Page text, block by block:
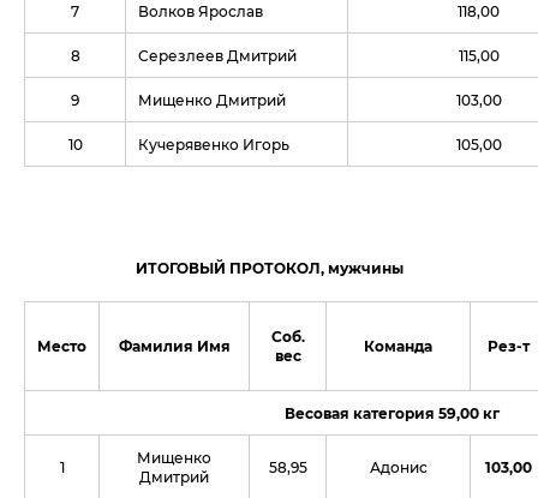
7 Волков Ярослав 118,00
8 Серезлеев Дмитрий 115,00
9 Мищенко Дмитрий 103,00
10 Кучерявенко Игорь 105,00
ИТОГОВЫЙ ПРОТОКОЛ, мужчины
Место Фамилия Имя
Соб.
вес
Команда Рез-т
Весовая категория 59,00 кг
1
Мищенко
Дмитрий
58,95 Адонис 103,00